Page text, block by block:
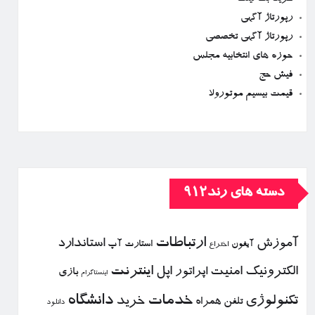
رپورتاژ آگهی
رپورتاژ آگهی تخصصی
حوزه های انتخابیه مجلس
فیش حج
قیمت بیسیم موتورولا
دسته های رند912
آموزش آیفون اختراع ارتباطات استارت آپ استاندارد
الكترونیك امنیت اپراتور اپل اینترنت اینستاگرام بازی
تكنولوژی تلفن همراه خدمات خرید دانشگاه دانلود